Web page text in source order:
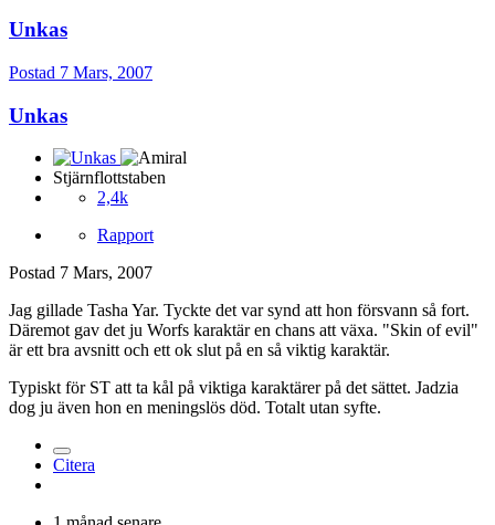
Unkas
Postad 7 Mars, 2007
Unkas
Stjärnflottstaben
2,4k
Rapport
Postad 7 Mars, 2007
Jag gillade Tasha Yar. Tyckte det var synd att hon försvann så fort.
Däremot gav det ju Worfs karaktär en chans att växa. "Skin of evil"
är ett bra avsnitt och ett ok slut på en så viktig karaktär.
Typiskt för ST att ta kål på viktiga karaktärer på det sättet. Jadzia
dog ju även hon en meningslös död. Totalt utan syfte.
Citera